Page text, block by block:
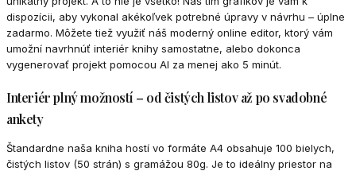
dispozícii, aby vykonal akékoľvek potrebné úpravy v návrhu – úplne
zadarmo. Môžete tiež využiť náš moderný online editor, ktorý vám
umožní navrhnúť interiér knihy samostatne, alebo dokonca
vygenerovať projekt pomocou AI za menej ako 5 minút.
Interiér plný možností – od čistých listov až po svadobné
ankety
Štandardne naša kniha hostí vo formáte A4 obsahuje 100 bielych,
čistých listov (50 strán) s gramážou 80g. Je to ideálny priestor na